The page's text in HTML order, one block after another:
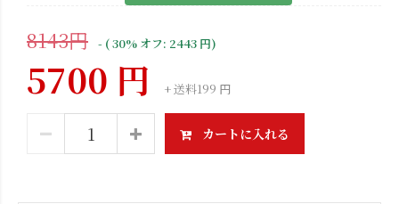
8143円 - ( 30% オフ: 2443 円)
5700 円 + 送料199 円
カートに入れる